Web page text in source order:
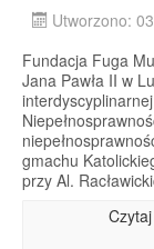
Utworzono:
Fundacja Fuga
Jana Pawła II w
gmachu
przy Al.